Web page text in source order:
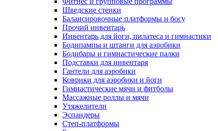
Шведские стенки
Балансировочные платформы и босу
Прочий инвентарь
Инвентарь для йоги, пилатеса и гимнастики
Бодипампы и штанги для аэробики
Бодибары и гимнастические палки
Подставки для инвентаря
Гантели для аэробики
Коврики для аэробики и йоги
Гимнастические мячи и фитболы
Массажные роллы и мячи
Утяжелители
Эспандеры
Степ-платформы